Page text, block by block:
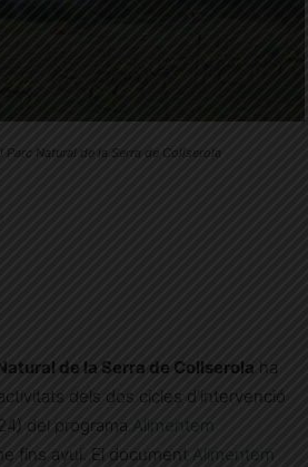
Parc Natural de la Serra de Collserola
de la Serra de Collserola ha
dels dos cicles d’intervenció
del programa Alimentem
fins avui. El document Alimentem